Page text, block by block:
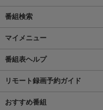
番組検索
マイメニュー
番組表ヘルプ
リモート録画予約ガイド
おすすめ番組